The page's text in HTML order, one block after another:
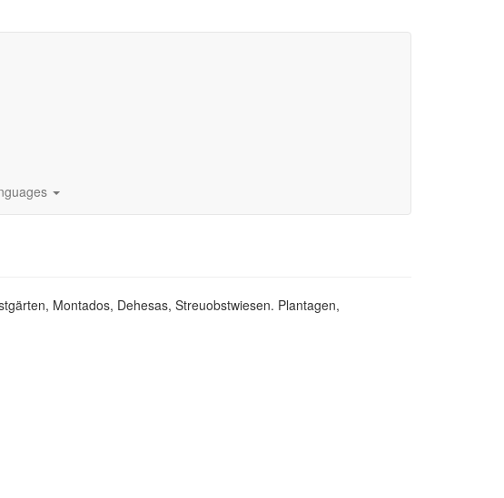
Montados, Dehesas, Streuobstwiesen. Plantagen,